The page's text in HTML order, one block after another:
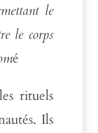
le
le corps
é
rituels
Ils